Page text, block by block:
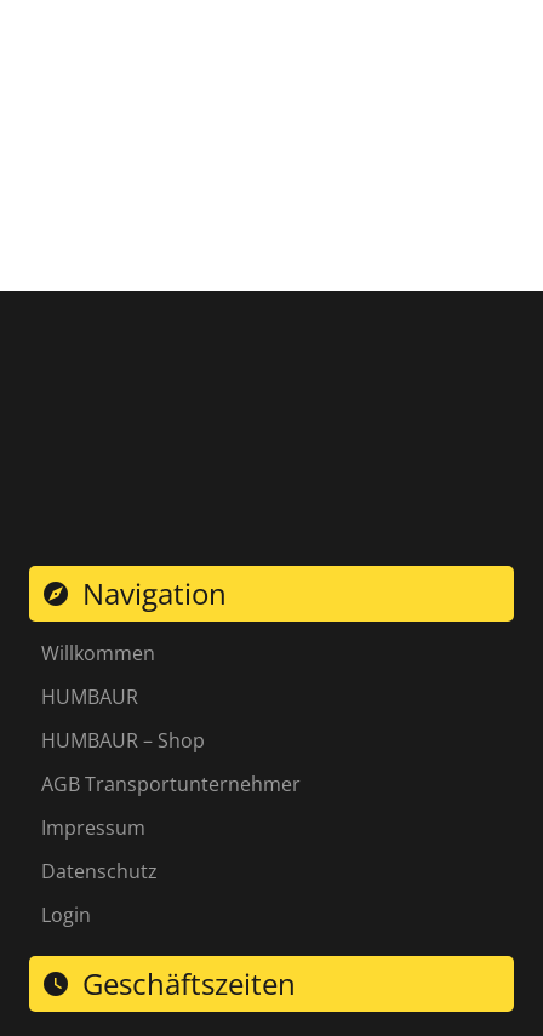
explore Navigation
Willkommen
HUMBAUR
HUMBAUR – Shop
AGB Transportunternehmer
Impressum
Datenschutz
Login
watch_later Geschäftszeiten